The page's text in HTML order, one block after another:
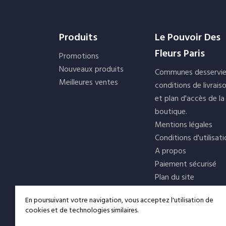
En poursuivant votre navigation, vous acceptez l'utilisation de
cookies et de technologies similaires.
Produits
Promotions
Nouveaux produits
Meilleures ventes
Le Pouvoir Des
Fleurs Paris
Communes
conditions de
et plan d'accès de la
boutique.
Mentions légales
Conditions
A propos
Paiement sécurisé
Plan du site
Service Client